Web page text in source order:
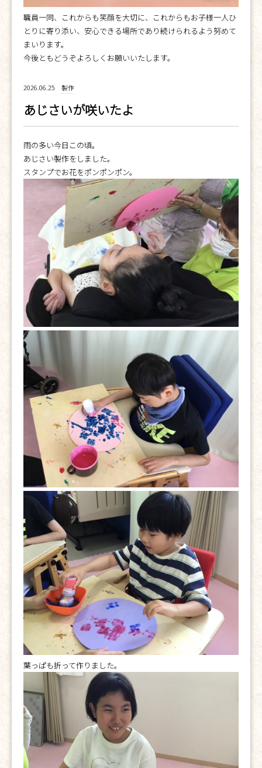
職員一同、これからも笑顔を大切に、これからもお子様一人ひ
とりに寄り添い、安心できる場所であり続けられるよう努めて
まいります。
今後ともどうぞよろしくお願いいたします。
2026.06.25 製作
あじさいが咲いたよ
雨の多い今日この頃。
あじさい製作をしました。
スタンプでお花をポンポンポン。
葉っぱも折って作りました。